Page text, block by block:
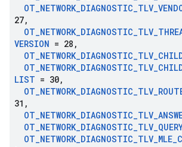
OT_NETWORK_DIAGNOSTIC_TLV_
27,
OT_NETWORK_DIAGNOSTIC_TLV_
VERSION = 28 ,
OT_NETWORK_DIAGNOSTIC_TLV_
OT_NETWORK_DIAGNOSTIC_TLV_
LIST = 30,
OT_NETWORK_DIAGNOSTIC_TLV_
31 ,
OT_NETWORK_DIAGNOSTIC_TLV_
OT_NETWORK_DIAGNOSTIC_TLV_
OT_NETWORK_DIAGNOSTIC_TLV_MLE_